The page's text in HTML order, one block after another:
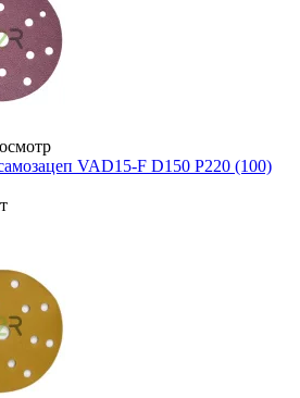
VAD15-F D150 P220 (100)